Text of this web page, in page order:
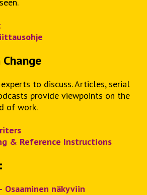
to discuss. Articles, serial
provide viewpoints on the
of work.
& Reference Instructions
Osaaminen näkyviin